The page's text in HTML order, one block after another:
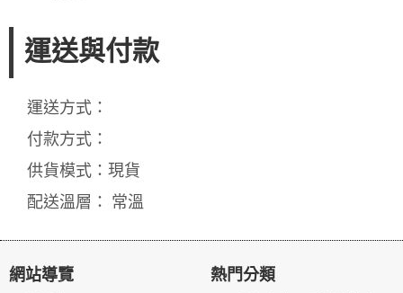
運送與付款
運送方式：
付款方式：
供貨模式：現貨
配送溫層： 常溫
網站導覽 熱門分類